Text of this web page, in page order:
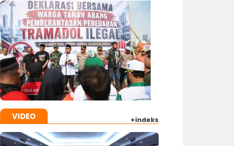
VIDEO +indeks